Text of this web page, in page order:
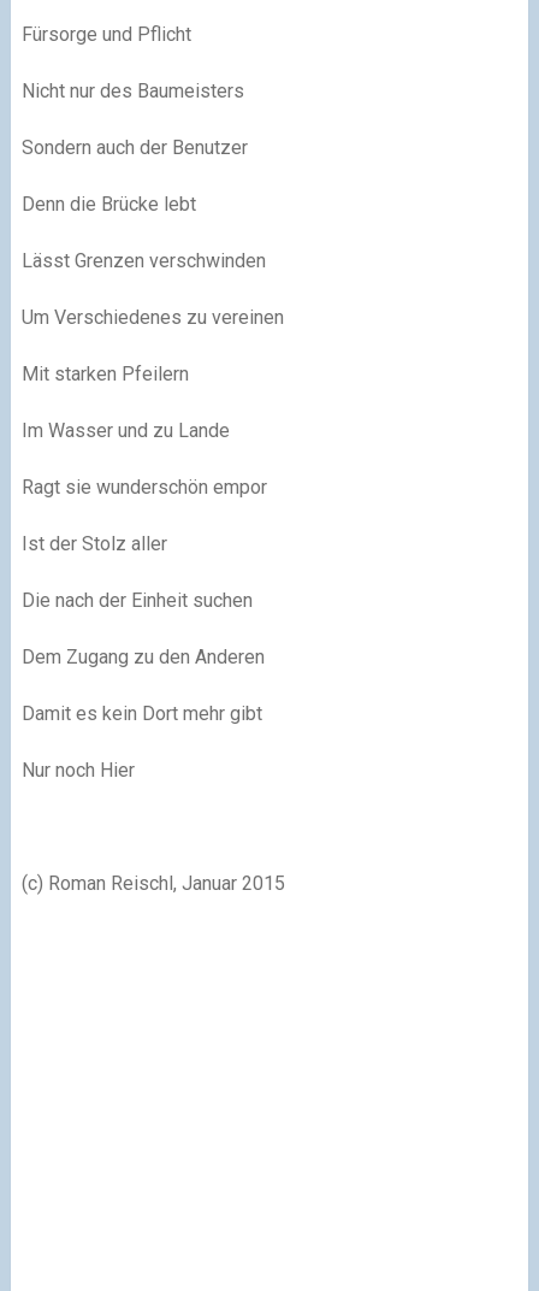
Fürsorge und Pflicht
Nicht nur des Baumeisters
Sondern auch der Benutzer
Denn die Brücke lebt
Lässt Grenzen verschwinden
Um Verschiedenes zu vereinen
Mit starken Pfeilern
Im Wasser und zu Lande
Ragt sie wunderschön empor
Ist der Stolz aller
Die nach der Einheit suchen
Dem Zugang zu den Anderen
Damit es kein Dort mehr gibt
Nur noch Hier
(c) Roman Reischl, Januar 2015